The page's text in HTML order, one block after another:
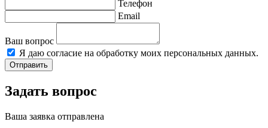
Телефон
Email
Ваш вопрос
Я даю согласие на обработку моих персональных данных.
Отправить
Задать вопрос
Ваша заявка отправлена